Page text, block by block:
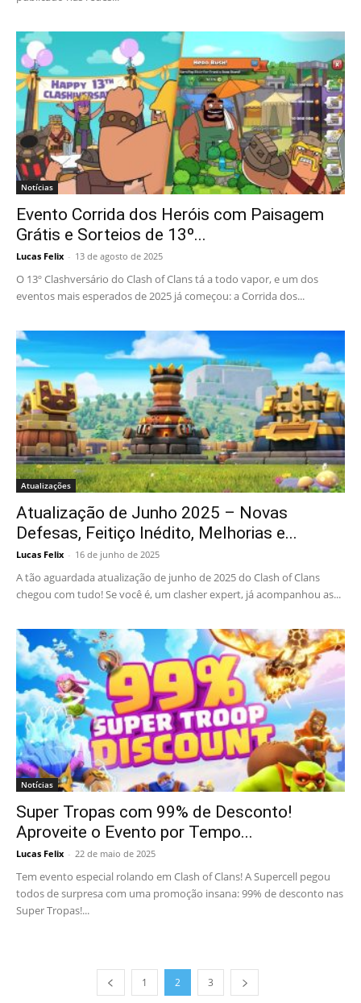
Notícias
Evento Corrida dos Heróis com Paisagem
Grátis e Sorteios de 13º...
Lucas Felix - 13 de agosto de 2025
O 13º Clashversário do Clash of Clans tá a todo vapor, e um dos
eventos mais esperados de 2025 já começou: a Corrida dos...
Atualizações
Atualização de Junho 2025 – Novas
Defesas, Feitiço Inédito, Melhorias e...
Lucas Felix - 16 de junho de 2025
A tão aguardada atualização de junho de 2025 do Clash of Clans
chegou com tudo! Se você é, um clasher expert, já acompanhou as...
Notícias
Super Tropas com 99% de Desconto!
Aproveite o Evento por Tempo...
Lucas Felix - 22 de maio de 2025
Tem evento especial rolando em Clash of Clans! A Supercell pegou
todos de surpresa com uma promoção insana: 99% de desconto nas
Super Tropas!...
1 2 3